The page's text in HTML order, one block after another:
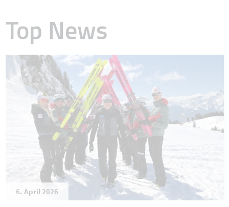
Top News
6. April 2026